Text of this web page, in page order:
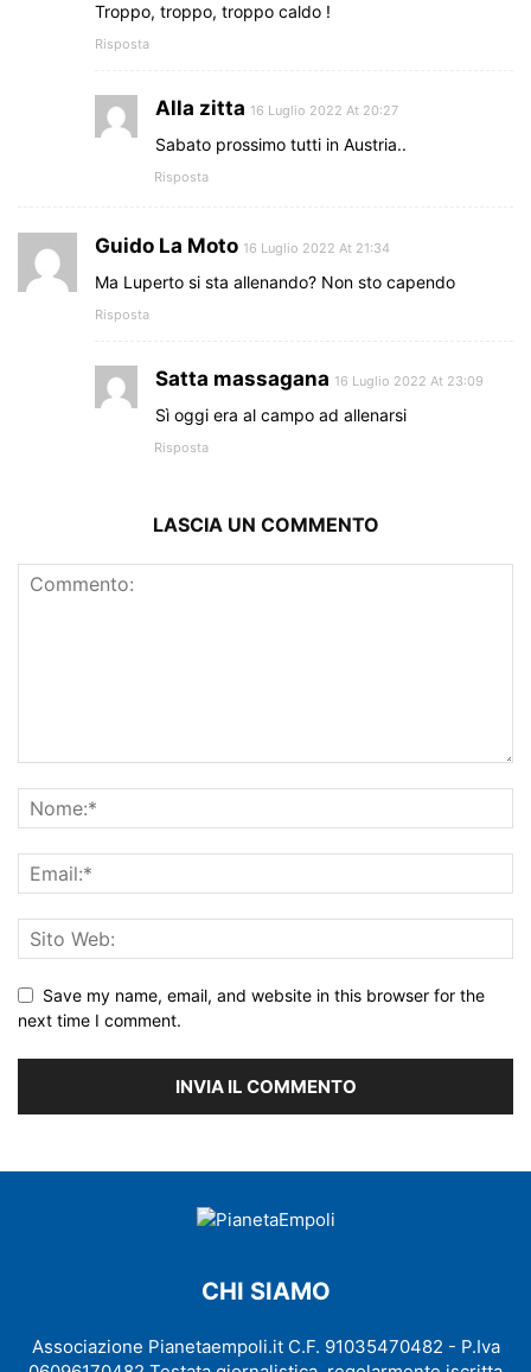
Troppo, troppo, troppo caldo !
Risposta
Alla zitta 16 Luglio 2022 At 20:27
Sabato prossimo tutti in Austria..
Risposta
Guido La Moto 16 Luglio 2022 At 21:34
Ma Luperto si sta allenando? Non sto capendo
Risposta
Satta massagana 16 Luglio 2022 At 23:09
Sì oggi era al campo ad allenarsi
Risposta
LASCIA UN COMMENTO
Save my name, email, and website in this browser for the
next time I comment.
CHI SIAMO
Associazione Pianetaempoli.it C.F. 91035470482 - P.Iva